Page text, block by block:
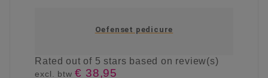
Oefenset pedicure
Ratedout of 5 stars based on review(s)
excl. btw€ 38,95